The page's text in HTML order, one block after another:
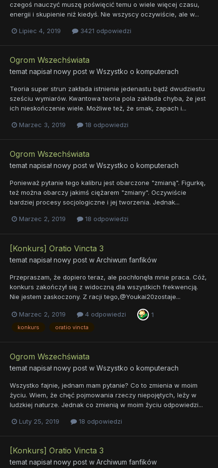
czegoś nauczyć muszę poświęcić temu o wiele więcej czasu,
energii i skupienie niż kiedyś. Nie wszyscy oczywiście, ale w...
Lipiec 4, 2019 3421 odpowiedzi
Ogrom Wszechświata
temat napisał nowy post w Wszystko o komputerach
Teoria super strun zakłada istnienie jedenastu bądź dwudziestu
sześciu wymiarów. Kwantowa teoria pola zakłada chyba, że jest
ich nieskończenie wiele. Możliwe też, że smak, zapach i...
Marzec 3, 2019 18 odpowiedzi
Ogrom Wszechświata
temat napisał nowy post w Wszystko o komputerach
Ponieważ pytanie tego kalibru jest obarczone "zmianą". Figurkę,
też można obarczy jakimś ciężarem "zmiany". Oczywiście
bardziej procesy socjologiczne i jej tworzenia. Jednak...
Marzec 2, 2019 18 odpowiedzi
[Konkurs] Oratio Vincta 3
temat napisał nowy post w Archiwum fanfików
Przepraszam, że dopiero teraz, ale pochłonęła mnie praca. Cóż,
konkurs zakończył się z widoczną dla wszystkich frekwencją.
Nie jestem zaskoczony. Z racji tego,@Youkai20zostaje...
Marzec 2, 2019 4 odpowiedzi 1
konkurs oratio vincta
Ogrom Wszechświata
temat napisał nowy post w Wszystko o komputerach
Wszystko fajnie, jednam mam pytanie? Co to zmienia w moim
życiu. Wiem, że chęć pojmowania rzeczy niepojętych, leży w
ludzkiej naturze. Jednak co zmienią w moim życiu odpowiedzi...
Luty 25, 2019 18 odpowiedzi
[Konkurs] Oratio Vincta 3
temat napisał nowy post w Archiwum fanfików